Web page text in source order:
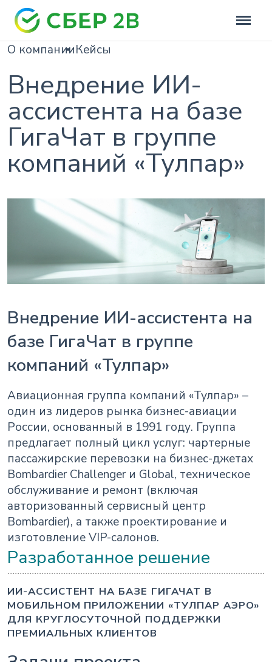
О компанииКейсы
Внедрение ИИ-
ассистента на базе
ГигаЧат в группе
компаний «Тулпар»
Внедрение ИИ-ассистента на
базе ГигаЧат в группе
компаний «Тулпар»
Авиационная группа компаний «Тулпар» –
один из лидеров рынка бизнес-авиации
России, основанный в 1991 году. Группа
предлагает полный цикл услуг: чартерные
пассажирские перевозки на бизнес-джетах
Bombardier Challenger и Global, техническое
обслуживание и ремонт (включая
авторизованный сервисный центр
Bombardier), а также проектирование и
изготовление VIP-салонов.
Разработанное решение
ИИ-АССИСТЕНТ НА БАЗЕ ГИГАЧАТ В
МОБИЛЬНОМ ПРИЛОЖЕНИИ «ТУЛПАР АЭРО»
ДЛЯ КРУГЛОСУТОЧНОЙ ПОДДЕРЖКИ
ПРЕМИАЛЬНЫХ КЛИЕНТОВ